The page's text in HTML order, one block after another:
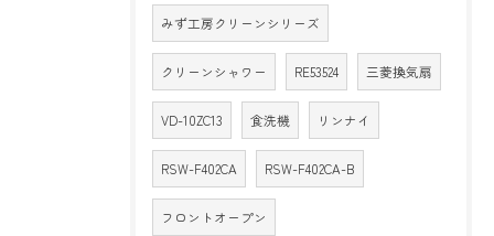
みず工房クリーンシリーズ
クリーンシャワー RE53524 三菱換気扇
VD-10ZC13 食洗機 リンナイ
RSW-F402CA RSW-F402CA-B
フロントオープン